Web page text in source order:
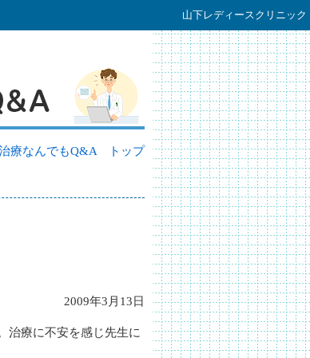
山下レディースクリニック
療なんでもQ&A トップ
2009年3月13日
治療に不安を感じ先生に